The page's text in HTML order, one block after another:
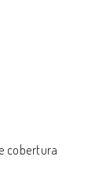
cobertura